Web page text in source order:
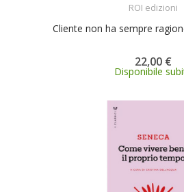
ROI edizioni
Cliente non ha sempre
22,00 €
Disponibile